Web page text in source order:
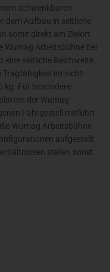
schwenkbaren
dem Aufbau in seitliche
somit direkt am Zielort
Wumag Arbeitsbühne bei
eine seitliche Reichweite
Tragfähigkeit im nicht-
kg. Für besondere
der Wumag
Fahrgestell mitführt
Wumag Arbeitsbühne
aufgestellt
stellen somit